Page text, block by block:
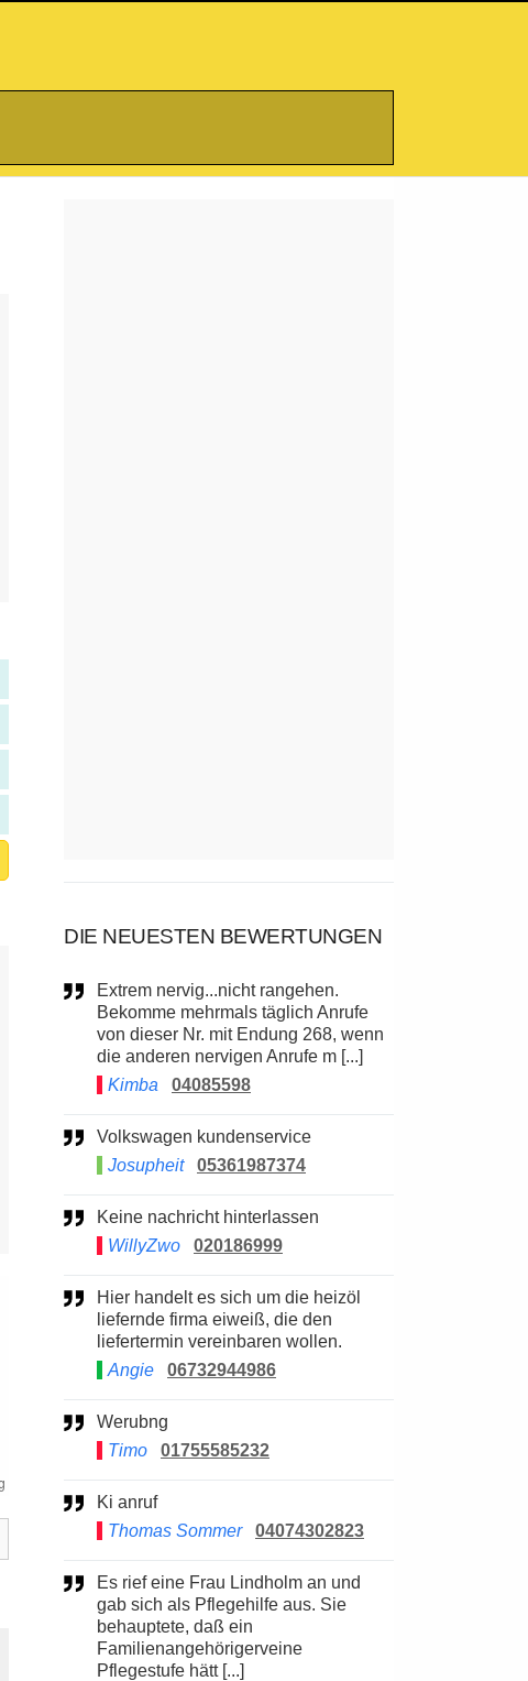
DIE NEUESTEN BEWERTUNGEN
Extrem nervig...nicht rangehen.
Bekomme mehrmals täglich Anrufe
von dieser Nr. mit Endung 268, wenn
die anderen nervigen Anrufe m [...]
Kimba
04085598
Volkswagen kundenservice
Josupheit
05361987374
Keine nachricht hinterlassen
WillyZwo
020186999
Hier handelt es sich um die heizöl
liefernde firma eiweiß, die den
liefertermin vereinbaren wollen.
Angie
06732944986
Werubng
Timo
01755585232
Ki anruf
Thomas Sommer
04074302823
Es rief eine Frau Lindholm an und
gab sich als Pflegehilfe aus. Sie
behauptete, daß ein
Familienangehörigerveine
Pflegestufe hätt [...]